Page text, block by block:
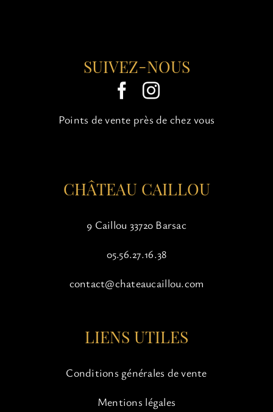
SUIVEZ-NOUS
Points de vente près de chez vous
CHÂTEAU CAILLOU
9 Caillou 33720 Barsac
05.56.27.16.38
contact@chateaucaillou.com
LIENS UTILES
Conditions générales de vente
Mentions légales